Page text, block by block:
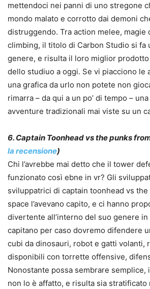
mettendoci nei panni di uno stregone
mondo malato e corrotto dai demoni
distruggendo. Tra action melee, magie
climbing, il titolo di Carbon Studio si fa
genere, e risulta il loro miglior
dello studiuo a oggi. Se vi piacciono le
una grafica da urlo non potete non
rimarra – da qui a un po’ di tempo –
avventure tradizionali mai viste su un
6. Captain Toonhead vs the punks
la recensione)
Chi l’avrebbe mai detto che il tower
funzionato così ebne in vr? Gli
sviluppatrici di captain toonhead vs
space l’avevano capito, e ci hanno
divertente all’interno del suo genere in
capitano per caso dovremo difendere
cubi da dinosauri, robot e gatti volanti,
disponibili con torrette offensive,
Nonostante possa sembrare
non lo è affatto, e risulta sia stratificato